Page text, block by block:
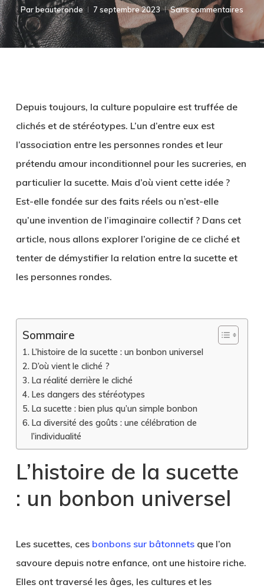
Parbeauteronde 7 septembre 2023 Sans commentaires
Depuis toujours, la culture populaire est truffée de
clichés et de stéréotypes. L’un d’entre eux est
l’association entre les personnes rondes et leur
prétendu amour inconditionnel pour les sucreries, en
particulier la sucette. Mais d’où vient cette idée ?
Est-elle fondée sur des faits réels ou n’est-elle
qu’une invention de l’imaginaire collectif ? Dans cet
article, nous allons explorer l’origine de ce cliché et
tenter de démystifier la relation entre la sucette et
les personnes rondes.
Sommaire
L’histoire de la sucette : un bonbon universel
D’où vient le cliché ?
La réalité derrière le cliché
Les dangers des stéréotypes
La sucette : bien plus qu’un simple bonbon
La diversité des goûts : une célébration de
l’individualité
L’histoire de la sucette
: un bonbon universel
Les sucettes, ces bonbons sur bâtonnetsque l’on
savoure depuis notre enfance, ont une histoire riche.
Elles ont traversé les âges, les cultures et les